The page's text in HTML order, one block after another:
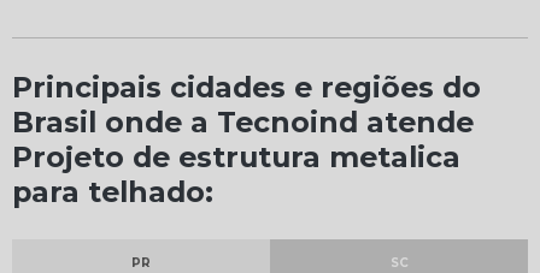
Principais cidades e regiões do
Brasil onde a Tecnoind atende
Projeto de estrutura metalica
para telhado:
PR SC